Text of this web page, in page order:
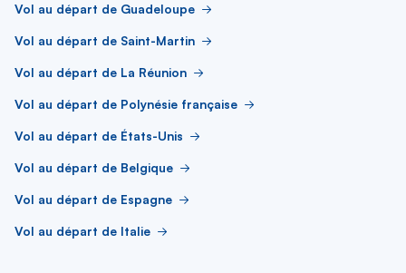
Vol au départ de Guadeloupe
Vol au départ de Saint-Martin
Vol au départ de La Réunion
Vol au départ de Polynésie française
Vol au départ de États-Unis
Vol au départ de Belgique
Vol au départ de Espagne
Vol au départ de Italie